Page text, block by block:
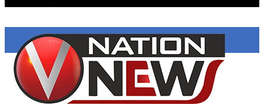
HOME
ताज़ा खबरें
देश